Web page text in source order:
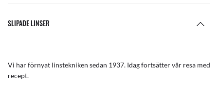
SLIPADE LINSER
Vi har förnyat linstekniken sedan 1937. Idag fortsätter vår resa med
recept.